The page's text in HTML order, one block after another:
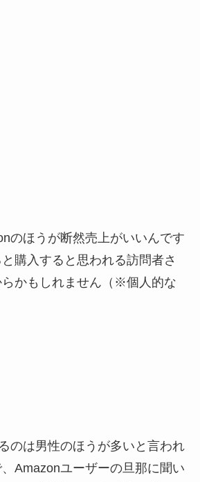
のほうが断然売上がいいんです
購入すると思われる訪問者さ
らかもしれません（※個人的な
のは男性のほうが多いと言われ
Amazonユーザーの旦那に聞い